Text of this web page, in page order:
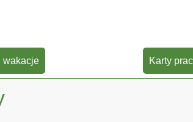
wakacje Karty